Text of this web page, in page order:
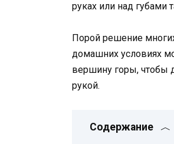
руках или над губами
Порой решение
домашних условиях
вершину горы, чтобы
рукой.
Содержание